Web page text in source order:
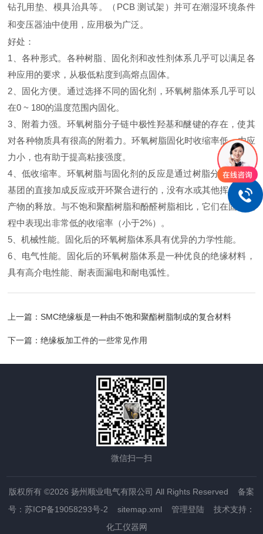
钻孔用垫、模具治具等。（PCB 测试架）并可在潮湿环境条件
和变压器油中使用，应用极为广泛。
好处：
1、各种形式。各种树脂、固化剂和改性剂体系几乎可以满足各
种应用的要求，从极低粘度到高熔点固体。
2、固化方便。通过选择不同的固化剂，环氧树脂体系几乎可以
在0 ~ 180的温度范围内固化。
3、附着力强。环氧树脂分子链中极性羟基和醚键的存在，使其
对各种物质具有很高的附着力。环氧树脂固化时收缩率低，内应
力小，也有助于提高粘接强度。
4、低收缩率。环氧树脂与固化剂的反应是通过树脂分子中环氧
基团的直接加成反应或开环聚合进行的，没有水或其他挥发性副
产物的释放。与不饱和聚酯树脂和酚醛树脂相比，它们在固化过
程中表现出非常低的收缩率（小于2%）。
5、机械性能。固化后的环氧树脂体系具有优异的力学性能。
6、电气性能。固化后的环氧树脂体系是一种优良的绝缘材料，
具有高介电性能、耐表面漏电和耐电弧性。
上一篇：SMC绝缘板是一种由不饱和聚酯树脂制成的复合材料
下一篇：绝缘板加工件的一些常见作用
微信扫一扫
版权所有 ©2026 扬州顺业电气有限公司 All Rights Reserved 备案
号：苏ICP备19058293号-2
sitemap.xml 管理登陆 技术支持：
化工仪器网